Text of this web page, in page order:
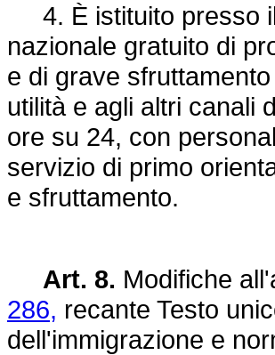
4. È istituito presso il
nazionale gratuito di
e di grave
utilità e agli altri canali
ore su 24, con
servizio di primo
e sfruttamento.
Art. 8. Modifiche
286, recante Testo
dell'immigrazione e